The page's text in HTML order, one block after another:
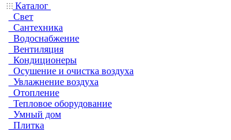
Каталог
Свет
Сантехника
Водоснабжение
Вентиляция
Кондиционеры
Осушение и очистка воздуха
Увлажнение воздуха
Отопление
Тепловое оборудование
Умный дом
Плитка